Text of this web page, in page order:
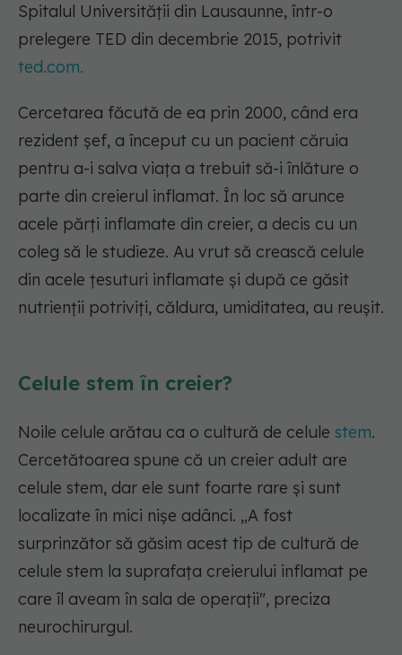
Spitalul Universității din Lausaunne, într-o
prelegere TED din decembrie 2015, potrivit
ted.com.
Cercetarea făcută de ea prin 2000, când era
rezident șef, a început cu un pacient căruia
pentru a-i salva viața a trebuit să-i înlăture o
parte din creierul inflamat. În loc să arunce
acele părți inflamate din creier, a decis cu un
coleg să le studieze. Au vrut să crească celule
din acele țesuturi inflamate și după ce găsit
nutrienții potriviți, căldura, umiditatea, au reușit.
Celule stem în creier?
Noile celule arătau ca o cultură de celule stem.
Cercetătoarea spune că un creier adult are
celule stem, dar ele sunt foarte rare și sunt
localizate în mici nișe adânci. „A fost
surprinzător să găsim acest tip de cultură de
celule stem la suprafața creierului inflamat pe
care îl aveam în sala de operații", preciza
neurochirurgul.